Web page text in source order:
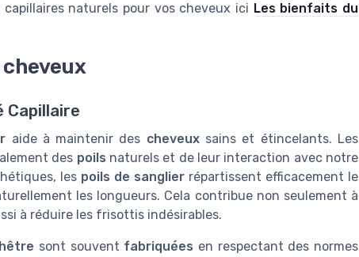
capillaires naturels pour vos cheveux ici Les bienfaits du
Capillaire
aide à maintenir des cheveuxsains et étincelants. Les
des poils naturels et de leur interaction avec notre
les poils de sanglier répartissent efficacement le
les longueurs. Cela contribue non seulement à
à réduire les frisottis indésirables.
sont souvent fabriquées en respectant des normes